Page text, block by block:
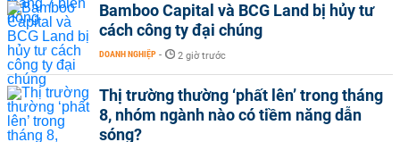
Bamboo Capital và BCG Land bị hủy tư
cách công ty đại chúng
DOANH NGHIỆP - 2 giờ trước
Thị trường thường ‘phất lên’ trong tháng
8, nhóm ngành nào có tiềm năng dẫn
sóng?